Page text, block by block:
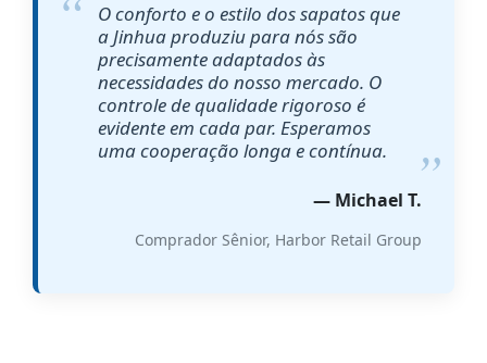
O conforto e o estilo dos sapatos que
a Jinhua produziu para nós são
precisamente adaptados às
necessidades do nosso mercado. O
controle de qualidade rigoroso é
evidente em cada par. Esperamos
uma cooperação longa e contínua.
— Michael T.
Comprador Sênior, Harbor Retail Group